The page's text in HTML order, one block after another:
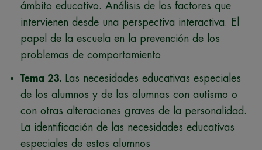
ámbito educativo. Análisis de los factores que
intervienen desde una perspectiva interactiva. El
papel de la escuela en la prevención de los
problemas de comportamiento
Tema 23. Las necesidades educativas especiales
de los alumnos y de las alumnas con autismo o
con otras alteraciones graves de la personalidad.
La identificación de las necesidades educativas
especiales de estos alumnos